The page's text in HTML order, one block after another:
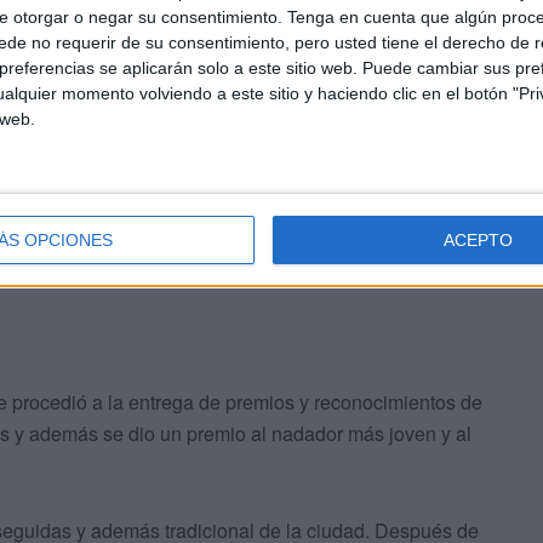
otorgar o negar su consentimiento. Tenga en cuenta que algún
no requerir de su consentimiento, pero usted tiene el derecho de
se aplicarán solo a este sitio web. Puede cambiar sus
momento volviendo a este sitio y haciendo clic en el botón
OPCIONES ACEPTO
imponiéndoseNabila Serghini con un tiempo de43
Ríos, que llegó unos segundos después. La
y 41 segundos.
animar a todos los participantes.
a la entrega de premios y reconocimientos de
además se dio un premio al nadador más joven y al
y además tradicional de la ciudad. Después de